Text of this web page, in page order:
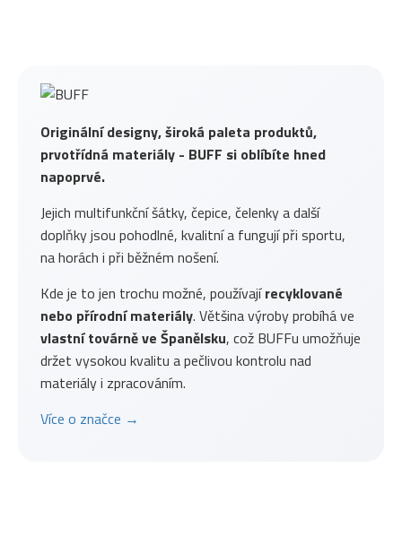
Originální designy, široká paleta produktů,
prvotřídná materiály - BUFF si oblíbíte hned
napoprvé.
Jejich multifunkční šátky, čepice, čelenky a další
doplňky jsou pohodlné, kvalitní a fungují při sportu,
na horách i při běžném nošení.
Kde je to jen trochu možné, používajírecyklované
nebo přírodní materiály. Většina výroby probíhá ve
vlastní továrně ve Španělsku, což BUFFu umožňuje
držet vysokou kvalitu a pečlivou kontrolu nad
materiály i zpracováním.
Více o značce →